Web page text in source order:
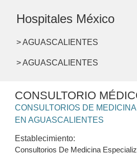
Hospitales México
> AGUASCALIENTES
> AGUASCALIENTES
CONSULTORIO
CONSULTORIOS DE
EN AGUASCALIENTES
Establecimiento:
Consultorios De Medicina